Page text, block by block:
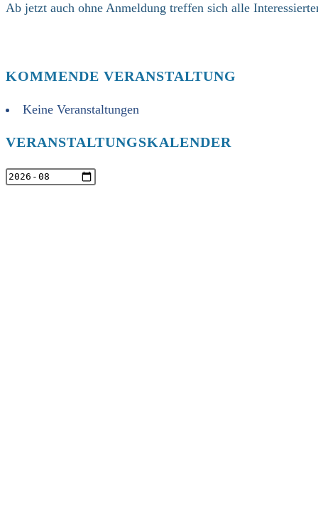
Ab jetzt auch ohne Anmeldung treffen sich alle
KOMMENDE VERANSTALTUNG
Keine Veranstaltungen
VERANSTALTUNGSKALENDER